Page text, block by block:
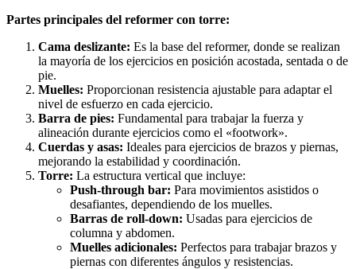
Partes principales del reformer con torre:
Cama deslizante: Es la base del reformer, donde se realizan
la mayoría de los ejercicios en posición acostada, sentada o de
pie.
Muelles: Proporcionan resistencia ajustable para adaptar el
nivel de esfuerzo en cada ejercicio.
Barra de pies: Fundamental para trabajar la fuerza y
alineación durante ejercicios como el «footwork».
Cuerdas y asas: Ideales para ejercicios de brazos y piernas,
mejorando la estabilidad y coordinación.
Torre: La estructura vertical que incluye:
Push-through bar: Para movimientos asistidos o
desafiantes, dependiendo de los muelles.
Barras de roll-down: Usadas para ejercicios de
columna y abdomen.
Muelles adicionales: Perfectos para trabajar brazos y
piernas con diferentes ángulos y resistencias.